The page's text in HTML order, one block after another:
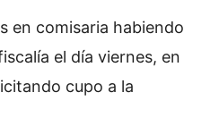
en comisaria habiendo
el día viernes, en
cupo a la